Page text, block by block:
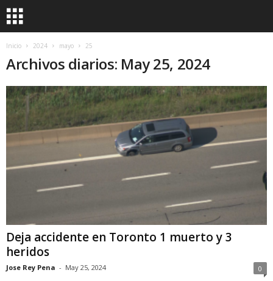
Inicio 2024 mayo 25
Archivos diarios: May 25, 2024
Deja accidente en Toronto 1 muerto y 3
heridos
Jose Rey Pena - May 25, 2024 0